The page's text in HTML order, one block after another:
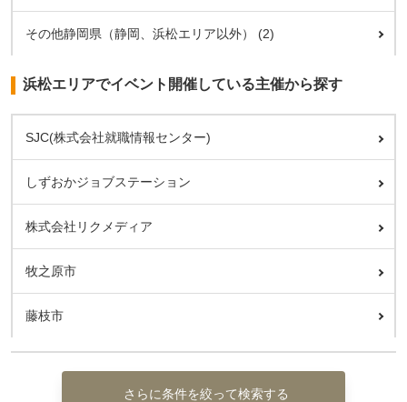
その他静岡県（静岡、浜松エリア以外） (2)
浜松エリアでイベント開催している主催から探す
SJC(株式会社就職情報センター)
しずおかジョブステーション
株式会社リクメディア
牧之原市
藤枝市
さらに条件を絞って検索する